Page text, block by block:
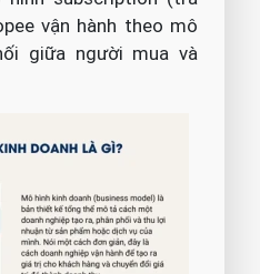
vận hành theo mô
giữa người mua và